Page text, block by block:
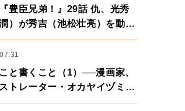
豊臣兄弟！』29話 仇、光秀
潤）が秀吉（池松壮亮）を動か
下に向けた兄弟の分岐点。
と書くこと（1）──漫画家、
トレーター・オカヤイヅミさ
画家・鶴谷香央理さん